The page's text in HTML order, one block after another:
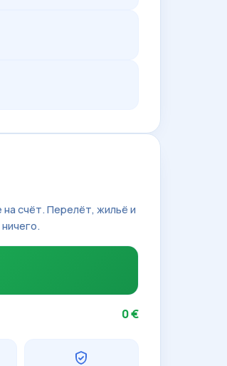
счёт. Перелёт, жильё и
0 €